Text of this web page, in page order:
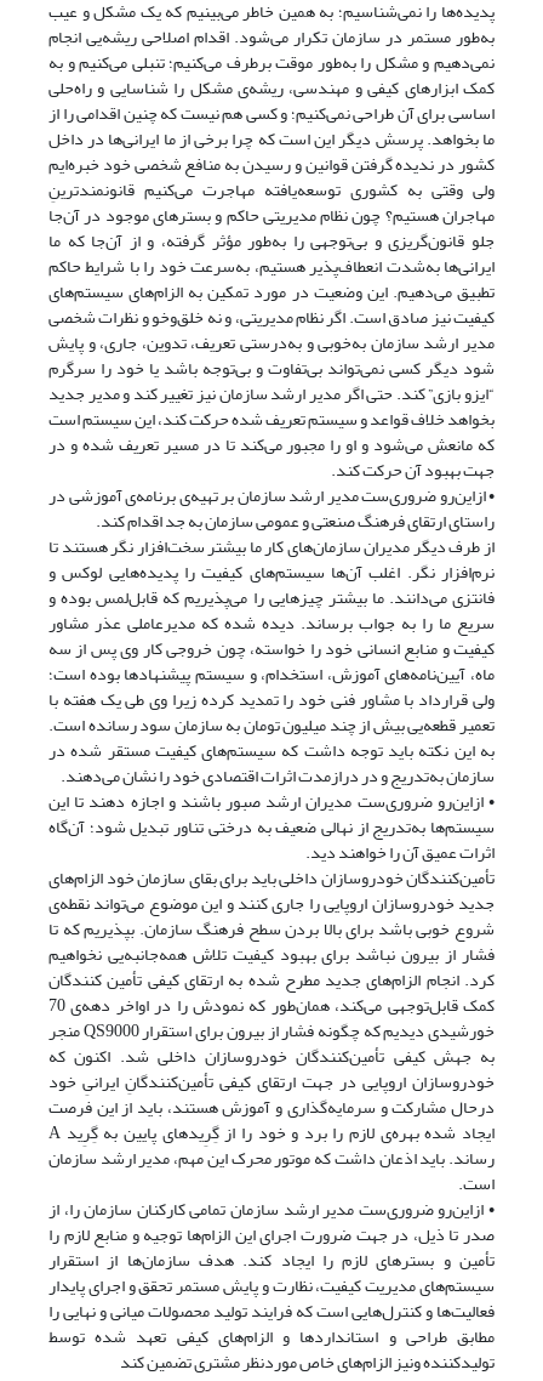
پدیده‌ها را نمی‌شناسیم؛ به همین خاطر می‌بینیم که یک مشکل و عیب
به‌طور مستمر در سازمان تکرار می‌شود. اقدام اصلاحی ریشه‌یی انجام
نمی‌دهیم و مشکل را به‌طور موقت برطرف می‌کنیم؛ تنبلی می‌کنیم و به
کمک ابزارهای کیفی و مهندسی، ریشه‌ی مشکل را شناسایی و راه‌حلی
اساسی برای آن طراحی نمی‌کنیم؛ و کسی هم نیست که چنین اقدامی را از
ما بخواهد. پرسش دیگر این است که چرا برخی از ما ایرانی‌ها در داخل
کشور در ندیده گرفتن قوانین و رسیدن به منافع شخصی خود خبره‌ایم
ولی وقتی به کشوری توسعه‌یافته مهاجرت می‌کنیم قانونمندترینِ
مهاجران هستیم؟ چون نظام مدیریتی حاکم و بسترهای موجود در آن‌جا
جلو قانون‌گریزی و بی‌توجهی را به‌طور مؤثر گرفته، و از آن‌جا که ما
ایرانی‌ها به‌شدت انعطاف‌پذیر هستیم، به‌سرعت خود را با شرایط حاکم
تطبیق می‌دهیم. این وضعیت در مورد تمکین به الزام‌های سیستم‌های
کیفیت نیز صادق است. اگر نظام مدیریتی، و نه خلق‌وخو و نظرات شخصی
مدیر ارشد سازمان به‌خوبی و به‌درستی تعریف، تدوین، جاری، و پایش
شود دیگر کسی نمی‌تواند بی‌تفاوت و بی‌توجه باشد یا خود را سرگرم
“ایزو بازی” کند. حتی اگر مدیر ارشد سازمان نیز تغییر کند و مدیر جدید
بخواهد خلاف قواعد و سیستم تعریف شده حرکت کند، این سیستم است
که مانعش می‌شود و او را مجبور می‌کند تا در مسیر تعریف شده و در
جهت بهبود آن حرکت کند.
• ازاین‌رو ضروری‌ست مدیر ارشد سازمان بر تهیه‌ی برنامه‌ی آموزشی در
راستای ارتقای فرهنگ صنعتی و عمومی سازمان به جد اقدام کند.
از طرف دیگر مدیران سازمان‌های کار ما بیشتر سخت‌افزار نگر هستند تا
نرم‌افزار نگر. اغلب آن‌ها سیستم‌های کیفیت را پدیده‌هایی لوکس و
فانتزی می‌دانند. ما بیشتر چیزهایی را می‌پذیریم که قابل‌لمس بوده و
سریع ما را به جواب برساند. دیده شده که مدیرعاملی عذر مشاور
کیفیت و منابع انسانی خود را خواسته، چون خروجی کار وی پس از سه
ماه، آیین‌نامه‌های آموزش، استخدام، و سیستم پیشنهادها بوده است؛
ولی قرارداد با مشاور فنی خود را تمدید کرده زیرا وی طی یک هفته با
تعمیر قطعه‌یی بیش از چند میلیون تومان به سازمان سود رسانده است.
به این نکته باید توجه داشت که سیستم‌های کیفیت مستقر شده در
سازمان به‌تدریج و در درازمدت اثرات اقتصادی خود را نشان می‌دهند.
• ازاین‌رو ضروری‌ست مدیران ارشد صبور باشند و اجازه دهند تا این
سیستم‌ها به‌تدریج از نهالی ضعیف به درختی تناور تبدیل شود؛ آن‌گاه
اثرات عمیق آن را خواهند دید.
تأمین‌کنندگان خودروسازان داخلی باید برای بقای سازمان خود الزام‌های
جدید خودروسازان اروپایی را جاری کنند و این موضوع می‌تواند نقطه‌ی
شروع خوبی باشد برای بالا بردن سطح فرهنگ سازمان. بپذیریم که تا
فشار از بیرون نباشد برای بهبود کیفیت تلاش همه‌جانبه‌یی نخواهیم
کرد. انجام الزام‌های جدید مطرح شده به ارتقای کیفی تأمین کنندگان
کمک قابل‌توجهی می‌کند، همان‌طور که نمودش را در اواخر دهه‌ی 70
خورشیدی دیدیم که چگونه فشار از بیرون برای استقرار QS9000 منجر
به جهش کیفی تأمین‌کنندگان خودروسازان داخلی شد. اکنون که
خودروسازان اروپایی در جهت ارتقای کیفی تأمین‌کنندگانِ ایرانیِ خود
درحال مشارکت و سرمایه‌گذاری و آموزش هستند، باید از این فرصت
ایجاد شده بهره‌ی لازم را برد و خود را از گِرِیدهای پایین به گِرِید A
رساند. باید اذعان داشت که موتور محرک این مهم، مدیر ارشد سازمان
است.
• ازاین‌رو ضروری‌ست مدیر ارشد سازمان تمامی کارکنان سازمان را، از
صدر تا ذیل، در جهت ضرورت اجرای این الزام‌ها توجیه و منابع لازم را
تأمین و بسترهای لازم را ایجاد کند. هدف سازمان‌ها از استقرار
سیستم‌های مدیریت کیفیت، نظارت و پایش مستمر تحقق و اجرای پایدار
فعالیت‌ها و کنترل‌هایی است که فرایند تولید محصولات میانی و نهایی را
مطابق طراحی و استانداردها و الزام‌های کیفی تعهد شده توسط
تولیدکننده ونیز الزام‌های خاص موردنظر مشتری تضمین کند